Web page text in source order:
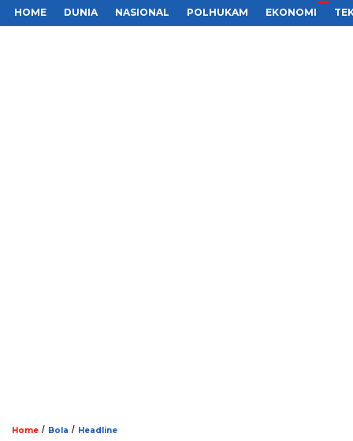
HOME DUNIA NASIONAL POLHUKAM EKONOMI
Home / Bola / Headline